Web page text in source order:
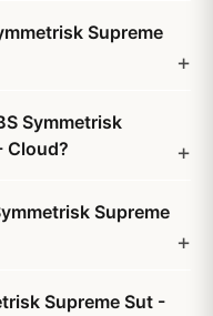
Supreme
Symmetrisk
Cloud?
Supreme
Supreme Sut -